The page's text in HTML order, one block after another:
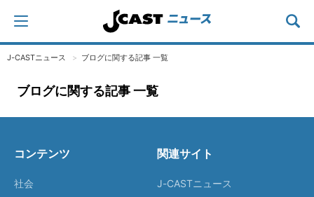
J-CASTニュース ブログに関する記事 一覧
ブログに関する記事 一覧
コンテンツ
社会
関連サイト
J-CASTニュース